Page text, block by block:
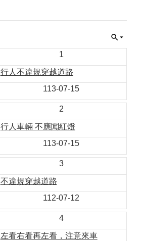
1
行人不違規穿越道路
113-07-15
2
行人車輛 不應闖紅燈
113-07-15
3
不違規穿越道路
112-07-12
4
左看右看再左看，注意來車